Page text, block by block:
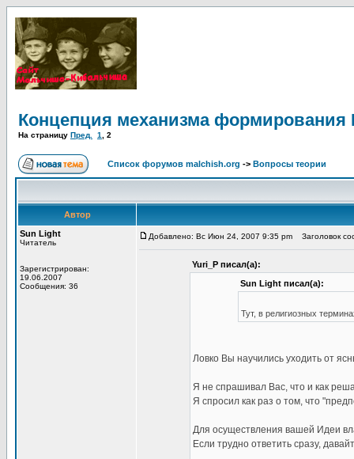
Концепция механизма
На страницу Пред. 1 2
Список форумов malchish.org -> Вопросы теории
Автор
Sun Light
Читатель
Зарегистрирован:
19.06.2007
Сообщения: 36
Добавлено: Вс Июн 24, 2007 9:35 pm Заголовок
Yuri_P писал(а):
Sun Light писал(а):
Тут, в религиозных
Ловко Вы научились уходить от
Я не спрашивал Вас, что и как
Я спросил как раз о том, что
Для осуществления вашей Идеи
Если трудно ответить сразу,